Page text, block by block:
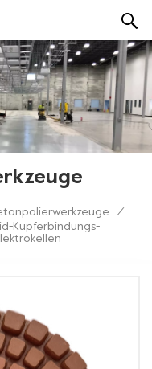
/
Kupferbindungs-